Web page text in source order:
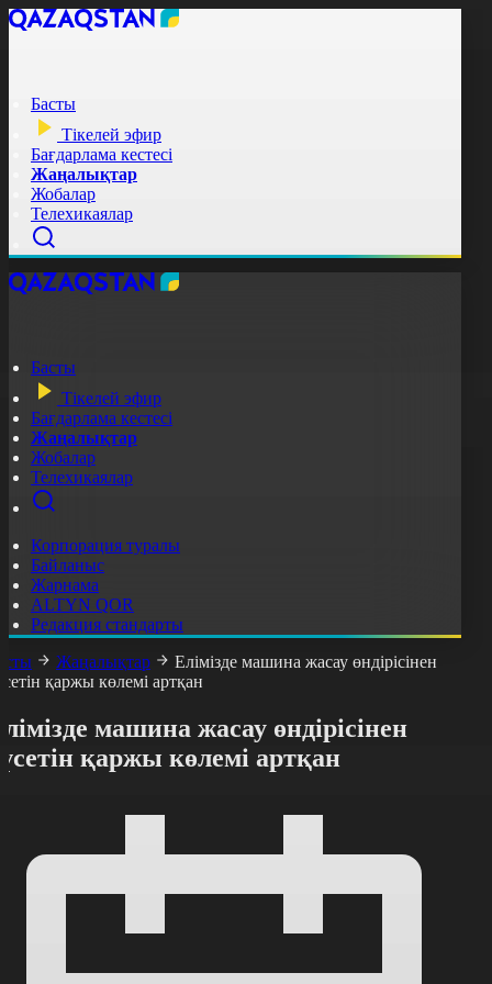
Басты
Тікелей эфир
Бағдарлама кестесі
Жаңалықтар
Жобалар
Телехикаялар
Басты
Тікелей эфир
Бағдарлама кестесі
Жаңалықтар
Жобалар
Телехикаялар
Корпорация туралы
Байланыс
Жарнама
ALTYN QOR
Редакция стандарты
Жаңалықтар
Елімізде машина жасау өндірісінен
қаржы көлемі артқан
машина жасау өндірісінен
қаржы көлемі артқан